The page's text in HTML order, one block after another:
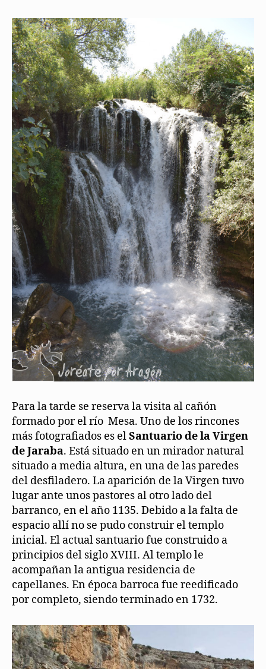
Para la tarde se reserva la visita al cañón
formado por el río Mesa. Uno de los rincones
más fotografiados es elSantuario de la Virgen
de Jaraba. Está situado en un mirador natural
situado a media altura, en una de las paredes
del desfiladero. La aparición de la Virgen tuvo
lugar ante unos pastores al otro lado del
barranco, en el año 1135. Debido a la falta de
espacio allí no se pudo construir el templo
inicial. El actual santuario fue construido a
principios del siglo XVIII. Al templo le
acompañan la antigua residencia de
capellanes. En época barroca fue reedificado
por completo, siendo terminado en 1732.